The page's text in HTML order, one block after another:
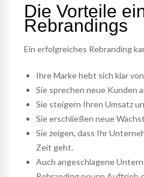
Die Vorteile
Rebrandings
Ein erfolgreiches Rebranding
Ihre Marke hebt sich klar
Sie sprechen neue Kunden
Sie steigern Ihren Umsatz
Sie erschließen neue
Sie zeigen, dass Ihr
Zeit geht.
Auch angeschlagene